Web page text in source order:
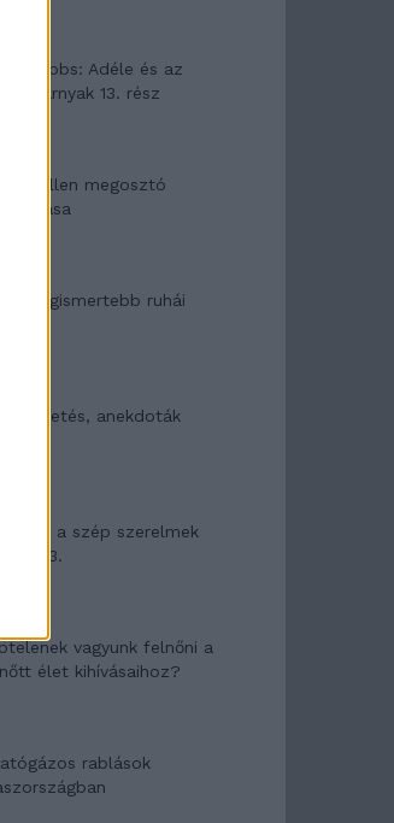
Robbs: Adéle és az
árnyak 13. rész
Allen megosztó
legismertebb ruhái
nevetés, anekdoták
és a szép szerelmek
3.
vagyunk felnőni a
élet kihívásaihoz?
rablások